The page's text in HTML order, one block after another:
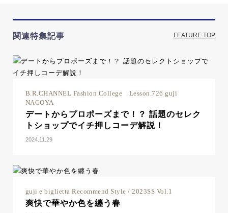
関連特集記事 FEATURE TOP
B.R.CHANNEL Fashion College Lesson.726 guji
NAGOYA
デートからプロポーズまで！？ 話題のセレク
トショップでイチ押しコーデ解説！
2024.11.29
guji e biglietta Recommend Style / 2023SS Vol.1
爽快で華やか色を纏う春